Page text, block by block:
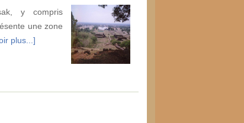
y compris
une zone
plus...]